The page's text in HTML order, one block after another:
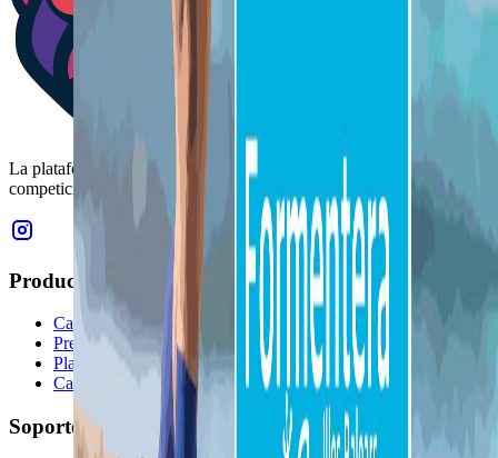
La plataforma revolucionaria que conecta organizadores de
competiciones deportivas con atletas de todo el mundo.
Producto
Características
Precios
Plataforma
Calendario
Soporte